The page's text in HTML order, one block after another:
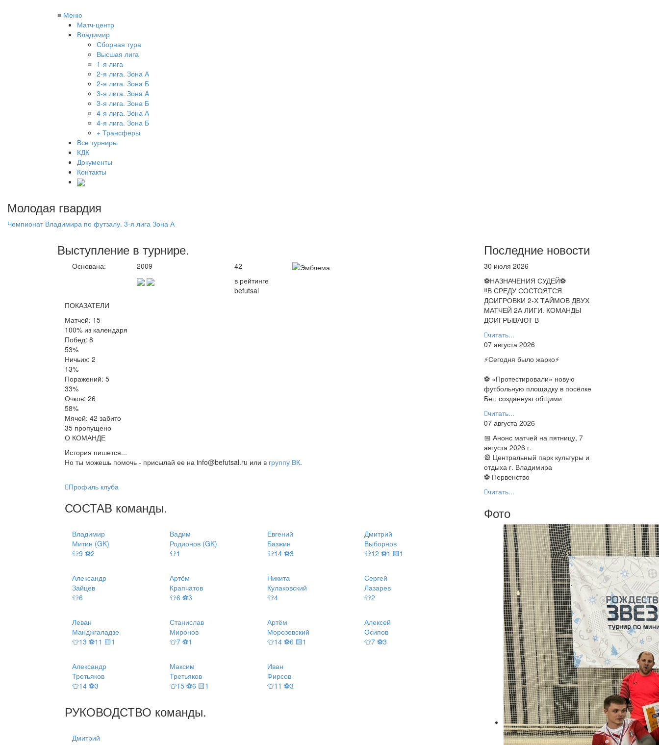
≡ Меню
Матч-центр
Владимир
Сборная тура
Высшая лига
1-я лига
2-я лига. Зона А
2-я лига. Зона Б
3-я лига. Зона А
3-я лига. Зона Б
4-я лига. Зона А
4-я лига. Зона Б
+ Трансферы
Все турниры
КДК
Документы
Контакты
Молодая гвардия
Чемпионат Владимира по футзалу. 3-я лига Зона А
Выступление в турнире.
Основана: 2009
42
в рейтинге
befutsal
ПОКАЗАТЕЛИ
Матчей: 15
100% из календаря
Побед: 8
53%
Ничьих: 2
13%
Поражений: 5
33%
Очков: 26
58%
Мячей: 42 забито
35 пропущено
О КОМАНДЕ
История пишется...
Но ты можешь помочь - присылай ее на info@befutsal.ru или в группу ВК.
Профиль клуба
СОСТАВ команды.
Владимир
Митин (GK)
👕9 ⚽2
Вадим
Родионов (GK)
👕1
Евгений
Базжин
👕14 ⚽3
Дмитрий
Выборнов
👕12 ⚽1 🟨1
Александр
Зайцев
👕6
Артём
Крапчатов
👕6 ⚽3
Никита
Кулаковский
👕4
Сергей
Лазарев
👕2
Леван
Манджгаладзе
👕13 ⚽11 🟨1
Станислав
Миронов
👕7 ⚽1
Артём
Морозовский
👕14 ⚽6 🟨1
Алексей
Осипов
👕7 ⚽3
Александр
Третьяков
👕14 ⚽3
Максим
Третьяков
👕15 ⚽6 🟨1
Иван
Фирсов
👕11 ⚽3
РУКОВОДСТВО команды.
Дмитрий
Последние новости
30 июля 2026
⚽НАЗНАЧЕНИЯ СУДЕЙ⚽
‼В СРЕДУ СОСТОЯТСЯ
ДОИГРОВКИ 2-Х ТАЙМОВ ДВУХ
МАТЧЕЙ 2А ЛИГИ. КОМАНДЫ
ДОИГРЫВАЮТ В
читать...
07 августа 2026
⚡️Сегодня было жарко⚡️
⚽ ️«Протестировали» новую
футбольную площадку в посёлке
Бег, созданную общими
читать...
07 августа 2026
📅 Анонс матчей на пятницу, 7
августа 2026 г.
🎡 Центральный парк культуры и
отдыха г. Владимира
⚽ Первенство
читать...
Фото